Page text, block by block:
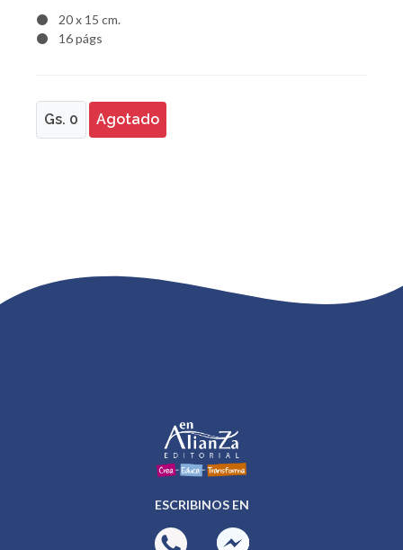
20 x 15 cm.
16 págs
Gs. 0 Agotado
ESCRIBINOS EN